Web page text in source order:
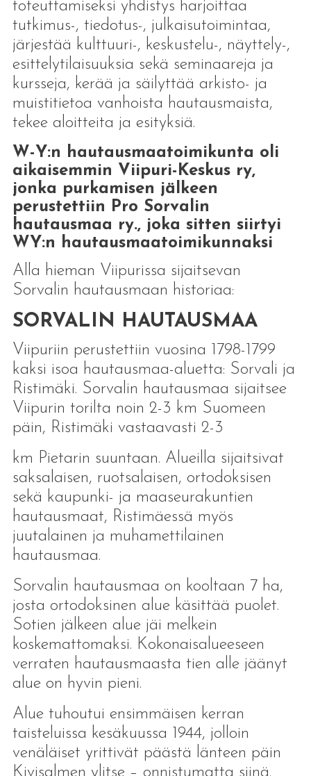
toteuttamiseksi yhdistys harjoittaa
tutkimus-, tiedotus-, julkaisutoimintaa,
järjestää kulttuuri-, keskustelu-, näyttely-,
esittelytilaisuuksia sekä seminaareja ja
kursseja, kerää ja säilyttää arkisto- ja
muistitietoa vanhoista hautausmaista,
tekee aloitteita ja esityksiä.
W-Y:n hautausmaatoimikunta oli
aikaisemmin Viipuri-Keskus ry,
jonka purkamisen jälkeen
perustettiin Pro Sorvalin
hautausmaa ry., joka sitten siirtyi
WY:n hautausmaatoimikunnaksi
Alla hieman Viipurissa sijaitsevan
Sorvalin hautausmaan historiaa:
SORVALIN HAUTAUSMAA
Viipuriin perustettiin vuosina 1798-1799
kaksi isoa hautausmaa-aluetta: Sorvali ja
Ristimäki. Sorvalin hautausmaa sijaitsee
Viipurin torilta noin 2-3 km Suomeen
päin, Ristimäki vastaavasti 2-3
km Pietarin suuntaan. Alueilla sijaitsivat
saksalaisen, ruotsalaisen, ortodoksisen
sekä kaupunki- ja maaseurakuntien
hautausmaat, Ristimäessä myös
juutalainen ja muhamettilainen
hautausmaa.
Sorvalin hautausmaa on kooltaan 7 ha,
josta ortodoksinen alue käsittää puolet.
Sotien jälkeen alue jäi melkein
koskemattomaksi. Kokonaisalueeseen
verraten hautausmaasta tien alle jäänyt
alue on hyvin pieni.
Alue tuhoutui ensimmäisen kerran
taisteluissa kesäkuussa 1944, jolloin
venäläiset yrittivät päästä länteen päin
Kivisalmen ylitse – onnistumatta siinä.